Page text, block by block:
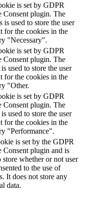
is set by GDPR
Consent plugin. The
is used to store the user
for the cookies in the
"Necessary".
is set by GDPR
Consent plugin. The
used to store the user
for the cookies in the
"Other.
is set by GDPR
Consent plugin. The
used to store the user
for the cookies in the
"Performance".
is set by the GDPR
Consent plugin and is
store whether or not user
to the use of
It does not store any
data.